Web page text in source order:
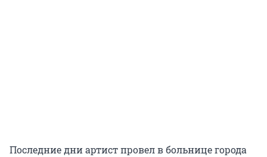
Последние дни артист провел в больнице города